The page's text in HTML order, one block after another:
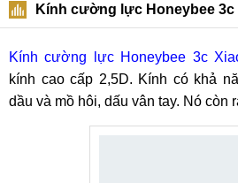
Kính cường lực Honeybee 3c
Kính cường lực Honeybee 3c
kính cao cấp 2,5D. Kính có khả
dầu và mồ hôi, dấu vân tay. Nó còn